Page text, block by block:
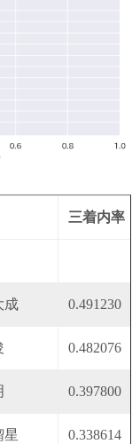
三着内率
成 0.491230
0.482076
0.397800
星 0.338614